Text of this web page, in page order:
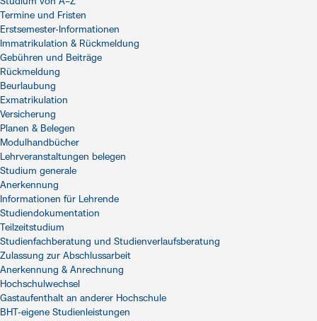
Termine und Fristen
Erstsemester-Informationen
Immatrikulation & Rückmeldung
Gebühren und Beiträge
Rückmeldung
Beurlaubung
Exmatrikulation
Versicherung
Planen & Belegen
Modulhandbücher
Lehrveranstaltungen belegen
Studium generale
Anerkennung
Informationen für Lehrende
Studiendokumentation
Teilzeitstudium
Studienfachberatung und Studienverlaufsberatung
Zulassung zur Abschlussarbeit
Anerkennung & Anrechnung
Hochschulwechsel
Gastaufenthalt an anderer Hochschule
BHT-eigene Studienleistungen